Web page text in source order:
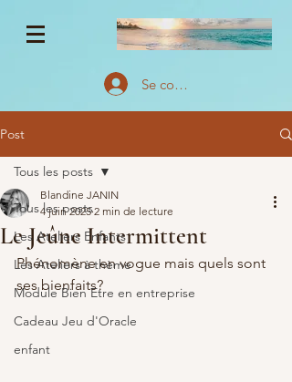
Se connecter
Post
Tous les posts
Les Ateliers Enfants
Les Ateliers à thème
Module Bien Etre en entreprise
Cadeau Jeu d'Oracle
enfant
Tous les posts
Le Jeûne Intermittent
Blandine JANIN
4 juin 2025 2 min de lecture
Phénomène en vogue mais quels sont
ses bienfaits?